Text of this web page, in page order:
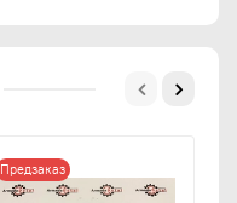
Предзаказ